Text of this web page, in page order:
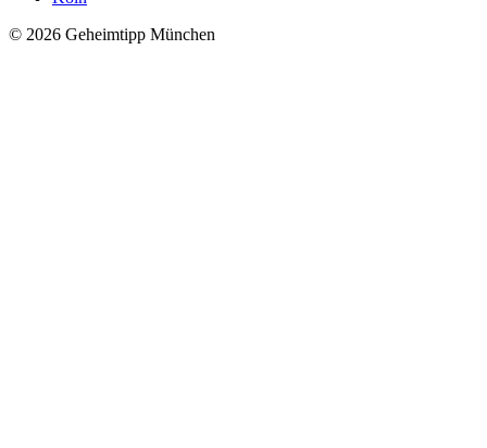
© 2026 Geheimtipp München